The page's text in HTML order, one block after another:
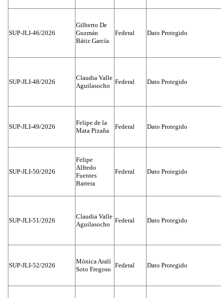
SUP-JLI-46/2026
Gilberto De
Guzmán
Bátiz García
Federal Dato Protegido
SUP-JLI-48/2026
Claudia Valle
Aguilasocho
Federal Dato Protegido
SUP-JLI-49/2026
Felipe de la
Mata Pizaña
Federal Dato Protegido
SUP-JLI-50/2026
Felipe
Alfredo
Fuentes
Barrera
Federal Dato Protegido
SUP-JLI-51/2026
Claudia Valle
Aguilasocho
Federal Dato Protegido
SUP-JLI-52/2026
Mónica Aralí
Soto Fregoso
Federal Dato Protegido